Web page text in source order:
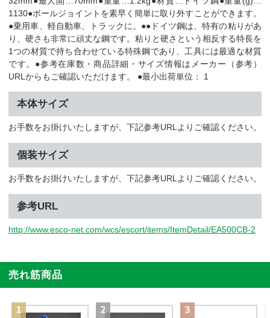
1130●ボールジョイントを素早く簡単に取り外すことができます。
●乗用車、軽自動車、トラックに。●●ドイツ鋼は、特有の粘りがあ
り、硬さも非常に頑丈な鋼です。粘りと硬さという相反する特長を
1つの材質で持ち合わせている特殊鋼であり、工具には最適な材質
です。●参考在庫数・商品詳細・サイズ情報はメーカー（参考）
URLからもご確認いただけます。 ●最小出荷単位： 1
本体サイズ
お手数をお掛けいたしますが、下記参考URLよりご確認ください。
個装サイズ
お手数をお掛けいたしますが、下記参考URLよりご確認ください。
参考URL
http://www.esco-net.com/wcs/escort/items/ItemDetail/EA500CB-2
売れ筋商品